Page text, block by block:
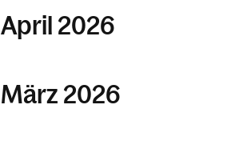
April 2026
März 2026